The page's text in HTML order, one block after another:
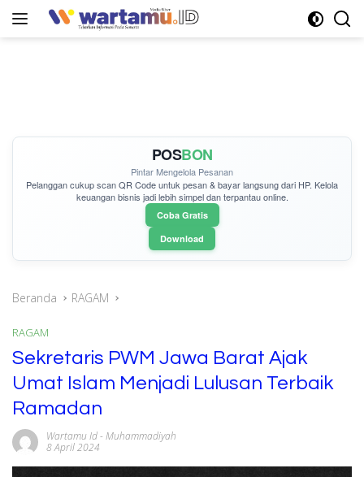
POSBON
Pintar Mengelola Pesanan
Pelanggan cukupscan QR Codeuntuk pesan & bayar langsung dari HP. Kelola
keuangan bisnis jadi lebih simpel dan terpantau online.
Coba Gratis
Download
Beranda RAGAM
RAGAM
Sekretaris PWM Jawa Barat Ajak
Umat Islam Menjadi Lulusan Terbaik
Ramadan
Wartamu Id- Muhammadiyah
8 April 2024